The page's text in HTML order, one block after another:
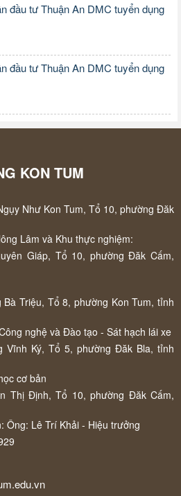
đầu tư Thuận An DMC tuyển dụng
đầu tư Thuận An DMC tuyển dụng
KON TUM
Như Kon Tum, Tổ 10, phường Đăk
Lâm và Khu thực nghiệm:
Giáp, Tổ 10, phường Đăk Cấm,
Triệu, Tổ 8, phường Kon Tum, tỉnh
nghệ và Đào tạo - Sát hạch lái xe
Vĩnh Ký, Tổ 5, phường Đăk Bla, tỉnh
cơ bản
Thị Định, Tổ 10, phường Đăk Cấm,
Ông: Lê Trí Khải - Hiệu trưởng